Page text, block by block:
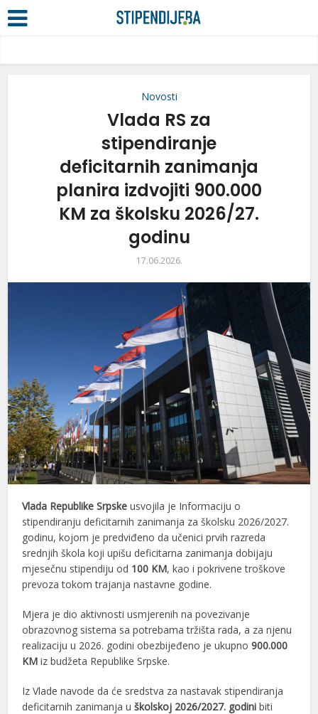
Novosti
Vlada RS za
stipendiranje
deficitarnih zanimanja
planira izdvojiti 900.000
KM za školsku 2026/27.
godinu
17.06.2026.
Vlada Republike Srpske usvojila je Informaciju o
stipendiranju deficitarnih zanimanja za školsku 2026/2027.
godinu, kojom je predviđeno da učenici prvih razreda
srednjih škola koji upišu deficitarna zanimanja dobijaju
mjesečnu stipendiju od 100 KM, kao i pokrivene troškove
prevoza tokom trajanja nastavne godine.
Mjera je dio aktivnosti usmjerenih na povezivanje
obrazovnog sistema sa potrebama tržišta rada, a za njenu
realizaciju u 2026. godini obezbijeđeno je ukupno900.000
KM iz budžeta Republike Srpske.
Iz Vlade navode da će sredstva za nastavak stipendiranja
deficitarnih zanimanja u školskoj 2026/2027. godini biti